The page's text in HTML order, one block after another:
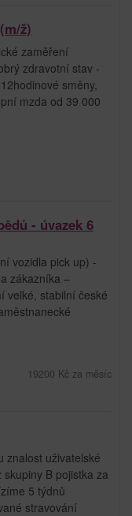
ž)
zaměření
zdravotní stav -
směny,
mzda od 39 000
- úvazek 6
vozidla pick up) -
zákazníka –
velké, stabilní české
19200 Kč za měsíc
znalost uživatelské
B pojistka za
5 týdnů
stravování